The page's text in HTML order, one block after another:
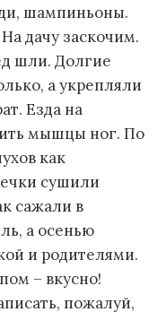
шампиньоны.
дачу заскочим.
шли. Долгие
а укрепляли
Езда на
мышцы ног. По
как
сушили
сажали в
а осенью
и родителями.
– вкусно!
пожалуй,